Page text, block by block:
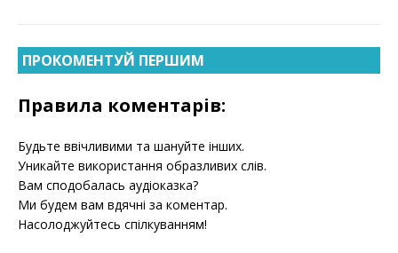
ПРОКОМЕНТУЙ ПЕРШИМ
Правила коментарів:
Будьте ввічливими та шануйте інших.
Уникайте використання образливих слів.
Вам сподобалась аудіоказка?
Ми будем вам вдячні за коментар.
Насолоджуйтесь спілкуванням!